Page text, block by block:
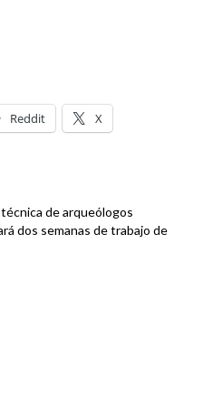
Reddit X
de arqueólogos
dos semanas de trabajo de